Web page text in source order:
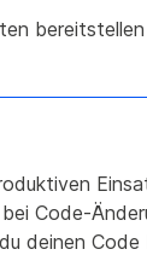
Code-
deinen